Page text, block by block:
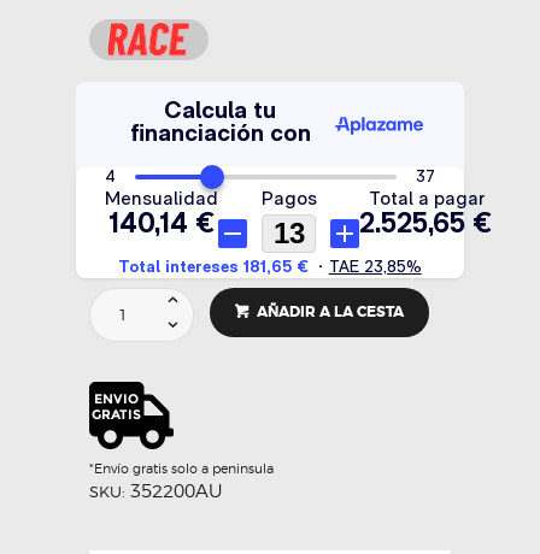
SUSPENSION
ROSCADA
DDC
-
KW
cantidad
AÑADIR A LA CESTA
*Envío gratis solo a peninsula
SKU: 352200AU